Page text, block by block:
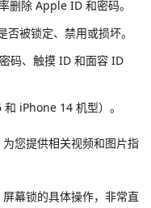
删除 Apple ID 和密码。
被锁定、禁用或损坏。
码、触摸 ID 和面容 ID
iPhone 14 机型）。
您提供相关视频和图片指
幕锁的具体操作，非常直